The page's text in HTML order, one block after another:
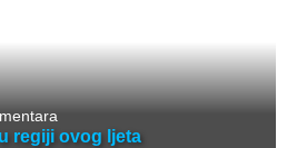
regiji ovog ljeta